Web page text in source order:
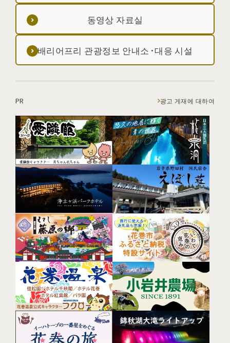
동영상 자료실
배리어프리 관광정보 안내소·대응 시설
PR 광고 게재에 대하여